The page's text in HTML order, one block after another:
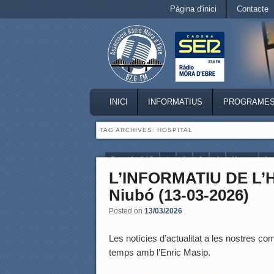
Pàgina d'inici Contacte
MAIN MENU
SKIP TO PRIMARY CONTENT
SKIP TO SECONDARY CONTENT
INICI INFORMATIUS PROGRAMES
TAG ARCHIVES: HOSPITAL
Page 1 of 15 1 2 3 4 Next ›
L’INFORMATIU DE
Niubó (13-03-2026)
Posted on 13/03/2026
Les notícies d’actualitat a les nostres
temps amb l’Enric Masip.